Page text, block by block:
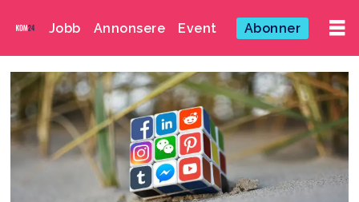
Jobb Annonsere Event Abonner